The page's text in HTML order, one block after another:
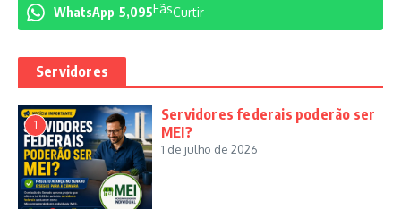
WhatsApp 5,095FãsCurtir
Servidores
1
Servidores federais poderão ser
MEI?
1 de julho de 2026